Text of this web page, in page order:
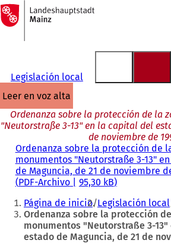
Saltar al contenido
A
la
página
Legislación local
leer en voz alta
Ordenanza sobre la protección de la
"Neutorstraße 3-13" en la capital del
de noviembre de
Ordenanza sobre la protección de
monumentos "Neutorstraße 3-13"
de Maguncia, de 21 de noviembre
PDF-Archivo 95,30 kB
Estás
aquí:
Página de inicio Legislación local
Ordenanza sobre la protección
monumentos "Neutorstraße 3-
estado de Maguncia, de 21 de